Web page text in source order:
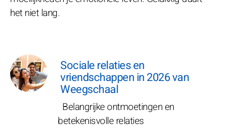
het niet lang.
Sociale relaties en
vriendschappen in 2026 van
Weegschaal
Belangrijke ontmoetingen en
betekenisvolle relaties